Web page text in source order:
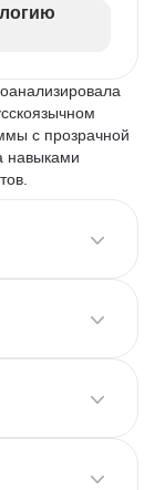
с прозрачной
навыками